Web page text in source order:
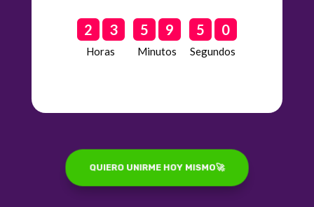
2 3
Horas
5 9
Minutos
4 7
Segundos
QUIERO UNIRME HOY MISMO🚀